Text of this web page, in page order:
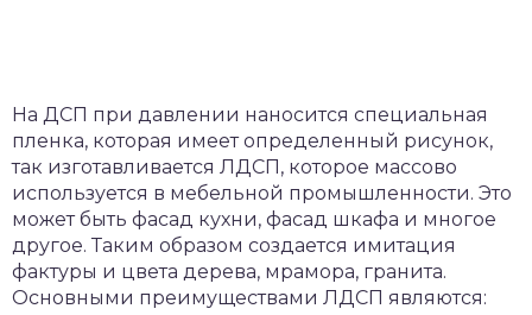
На ДСП при давлении наносится специальная
пленка, которая имеет определенный рисунок,
так изготавливается ЛДСП, которое массово
используется в мебельной промышленности. Это
может быть фасад кухни, фасад шкафа и многое
другое. Таким образом создается имитация
фактуры и цвета дерева, мрамора, гранита.
Основными преимуществами ЛДСП являются: